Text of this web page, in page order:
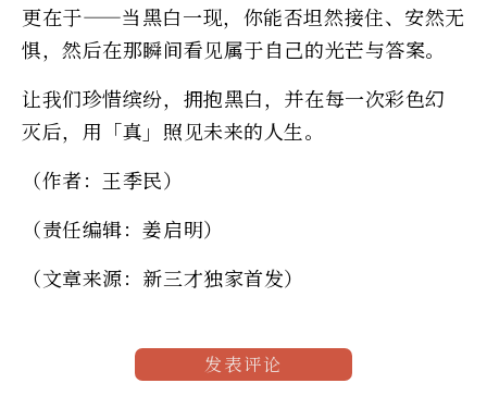
更在于——当黑白一现，你能否坦然接住、安然无
惧，然后在那瞬间看见属于自己的光芒与答案。
让我们珍惜缤纷，拥抱黑白，并在每一次彩色幻
灭后，用「真」照见未来的人生。
（作者：王季民）
（责任编辑：姜启明）
（文章来源：新三才独家首发）
发表评论